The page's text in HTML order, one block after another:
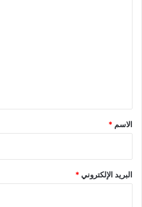
*
الاسم *
البريد الإلكتروني*